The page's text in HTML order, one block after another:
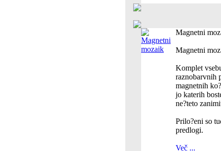
Magnetni
Magnetni
Komplet
raznobarvnih
magnetnih
jo katerih
ne?teto
Prilo?eni so
predlogi.
Več ...